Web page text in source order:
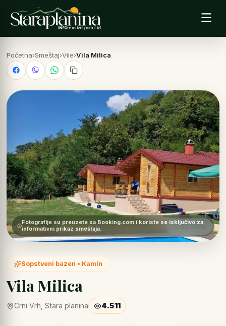
Početna›Smeštaj›Vile›Vila Milica
22 slika
Fotografije su preuzete sa Booking.com i koriste se isključivo za
informativni prikaz smeštaja.
Sopstveni bazen • Kamin
Vila Milica
Crni Vrh, Stara planina 4.511